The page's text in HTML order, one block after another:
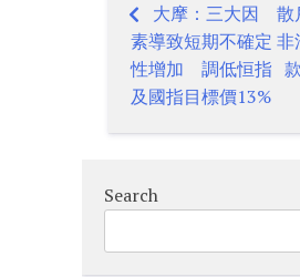
Post
navigation
大摩：三大因
素導致短期不確定
性增加 調低恒指
及國指目標價13%
散
Search